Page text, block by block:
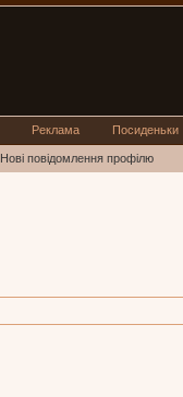
Нові повідомлення профілю
Реклама Посиденьки